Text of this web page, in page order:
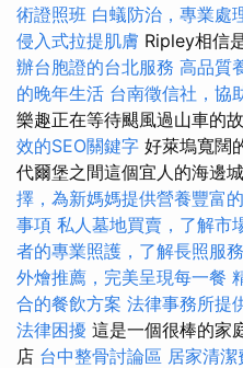
術證照班 白蟻防治，專業處
侵入式拉提肌膚 Ripley相信
辦台胞證的台北服務 高品質
的晚年生活 台南徵信社，協
樂趣正在等待颶風過山車的
效的SEO關鍵字 好萊塢寬闊
代爾堡之間這個宜人的海邊
擇，為新媽媽提供營養豐富
事項 私人墓地買賣，了解市
者的專業照護，了解長照服務
外燴推薦，完美呈現每一餐
合的餐飲方案 法律事務所提
法律困擾 這是一個很棒的家
店 台中整骨討論區 居家清